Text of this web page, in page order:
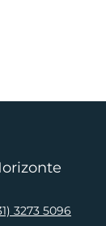
3273 5096